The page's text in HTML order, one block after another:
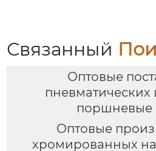
Связанный
Оптовые
поршневые
Оптовые
хромированных